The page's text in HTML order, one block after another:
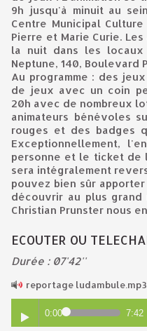
9h jusqu'à minuit au
Centre Municipal
Pierre et Marie Curie.
la nuit dans les locaux
Neptune, 140, Boulevard
Au programme : des
de jeux avec un coin
20h avec de nombreux
animateurs bénévoles
rouges et des badges
Exceptionnellement,
personne et le ticket de
sera intégralement
pouvez bien sûr
découvrir au plus grand
Christian Prunster nous
ECOUTER OU
Durée : 07'42''
reportage ludambule.mp3
0:00 7:42